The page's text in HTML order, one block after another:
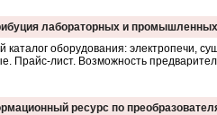
лабораторных и
каталог оборудования: электропечи,
Прайс-лист. Возможность
ресурс по